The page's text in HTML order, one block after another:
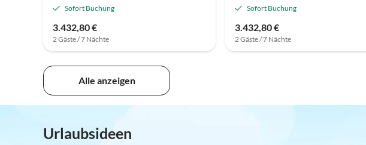
Sofort Buchung
3.432,80 €
2 Gäste / 7 Nächte
Sofort Buchung
3.432,80 €
2 Gäste / 7 Nächte
Alle anzeigen
Urlaubsideen